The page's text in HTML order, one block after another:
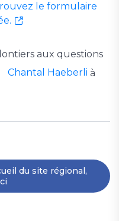
le formulaire
aux questions
Chantal Haeberli à
du site régional,